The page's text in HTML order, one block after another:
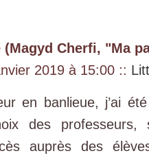
Cherfi, "Ma
2019 à 15:00 ::
en banlieue, j’ai
des
auprès des